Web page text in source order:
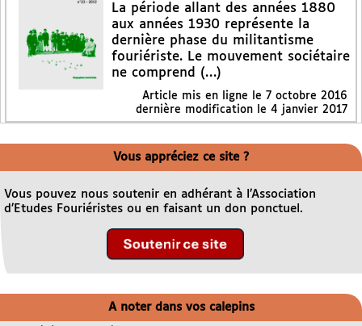
La période allant des années 1880
aux années 1930 représente la
dernière phase du militantisme
fouriériste. Le mouvement sociétaire
ne comprend (…)
Article mis en ligne le 7 octobre 2016
dernière modification le 4 janvier 2017
Vous appréciez ce site ?
Vous pouvez nous soutenir en adhérant à l’Association
d’Etudes Fouriéristes ou en faisant un don ponctuel.
A noter dans vos calepins